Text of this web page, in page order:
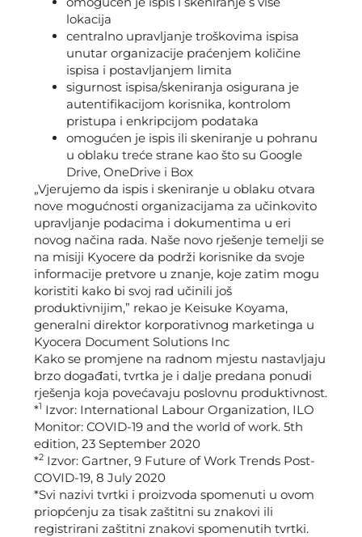
lokacija
centralno upravljanje troškovima ispisa
unutar organizacije praćenjem količine
ispisa i postavljanjem limita
sigurnost ispisa/skeniranja osigurana je
autentifikacijom korisnika, kontrolom
pristupa i enkripcijom podataka
omogućen je ispis ili skeniranje u pohranu
u oblaku treće strane kao što su Google
Drive, OneDrive i Box
„Vjerujemo da ispis i skeniranje u oblaku otvara
nove mogućnosti organizacijama za učinkovito
upravljanje podacima i dokumentima u eri
novog načina rada. Naše novo rješenje temelji se
na misiji Kyocere da podrži korisnike da svoje
informacije pretvore u znanje, koje zatim mogu
koristiti kako bi svoj rad učinili još
produktivnijim,” rekao je Keisuke Koyama,
generalni direktor korporativnog marketinga u
Kyocera Document Solutions Inc
Kako se promjene na radnom mjestu nastavljaju
brzo događati, tvrtka je i dalje predana ponudi
rješenja koja povećavaju poslovnu produktivnost.
*1 Izvor: International Labour Organization, ILO
Monitor: COVID-19 and the world of work. 5th
edition, 23 September 2020
*2 Izvor: Gartner, 9 Future of Work Trends Post-
COVID-19, 8 July 2020
*Svi nazivi tvrtki i proizvoda spomenuti u ovom
priopćenju za tisak zaštitni su znakovi ili
registrirani zaštitni znakovi spomenutih tvrtki.